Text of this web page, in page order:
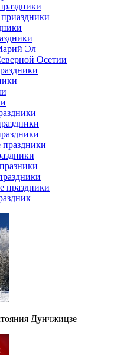
Эл
Осетии
праздники
Дунчжицзе